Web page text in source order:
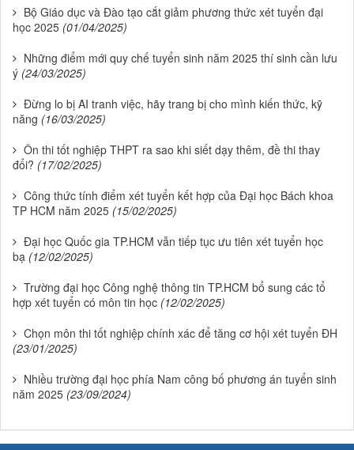
Bộ Giáo dục và Đào tạo cắt giảm phương thức xét tuyển đại
học 2025 (01/04/2025)
Những điểm mới quy chế tuyển sinh năm 2025 thí sinh cần lưu
ý (24/03/2025)
Đừng lo bị AI tranh việc, hãy trang bị cho mình kiến thức, kỹ
năng (16/03/2025)
Ôn thi tốt nghiệp THPT ra sao khi siết dạy thêm, đề thi thay
đổi? (17/02/2025)
Công thức tính điểm xét tuyển kết hợp của Đại học Bách khoa
TP HCM năm 2025 (15/02/2025)
Đại học Quốc gia TP.HCM vẫn tiếp tục ưu tiên xét tuyển học
bạ (12/02/2025)
Trường đại học Công nghệ thông tin TP.HCM bổ sung các tổ
hợp xét tuyển có môn tin học (12/02/2025)
Chọn môn thi tốt nghiệp chính xác để tăng cơ hội xét tuyển ĐH
(23/01/2025)
Nhiều trường đại học phía Nam công bố phương án tuyển sinh
năm 2025 (23/09/2024)